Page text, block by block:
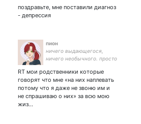
поздравьте, мне поставили диагноз
- депрессия
пион
ничего выдающегося,
ничего необычного. просто
из аниме в кпоп и обратно.
овен infp
RT мои родственники которые
говорят что мне «на них наплевать
потому что я даже не звоню им и
не спрашиваю о них» за всю мою
жиз…